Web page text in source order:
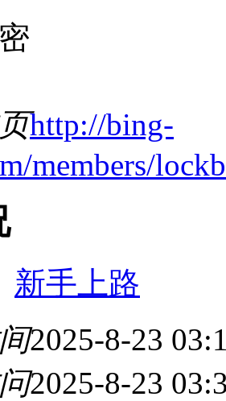
http://bing-
members/
新手上路
2025-8-23
2025-8-23